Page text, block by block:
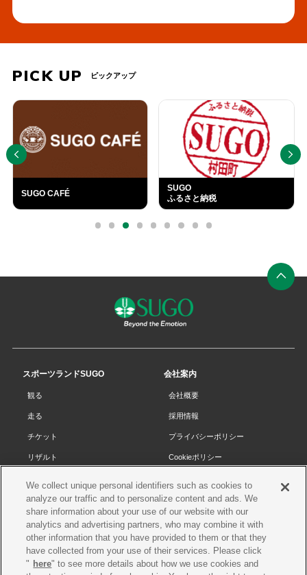
PICK UP ピックアップ
SUGO CAFÉ
SUGO
ふるさと納税
部
0 1 2 3 4 5 6 7 8
PREV NEXT
の
スポーツランドSUGO
観る
走る
チケット
リザルト
SUGOで遊ぼう
イベントスケジュール
営業案内・アクセス
会社案内
会社概要
採用情報
プライバシーポリシー
Cookieポリシー
お問い合わせ
We collect unique personal identifiers such as cookies to
analyze our traffic and to personalize content and ads. We
share information about your use of our website with our
analytics and advertising partners, who may combine it with
other information that you have provided to them or that they
have collected from your use of their services. Please click
" here" to see more details about how we use cookies and